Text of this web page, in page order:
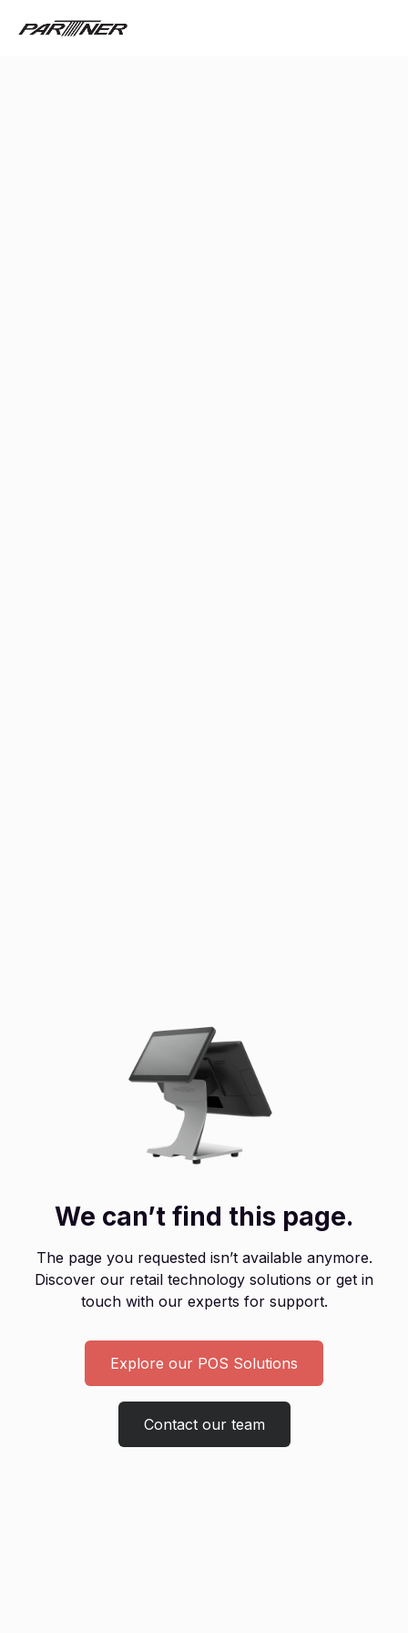
We can’t find this page.
The page you requested isn’t available anymore.
Discover our retail technology solutions or get in
touch with our experts for support.
Explore our POS Solutions
Contact our team